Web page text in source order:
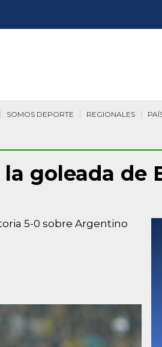
REGIONALES
SOMOS DEPORTE
goleada de
5-0 sobre Argentino